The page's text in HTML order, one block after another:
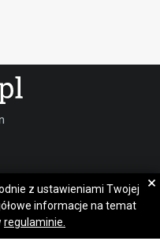
z ustawieniami Twojej
informacje na temat
regulaminie.
×